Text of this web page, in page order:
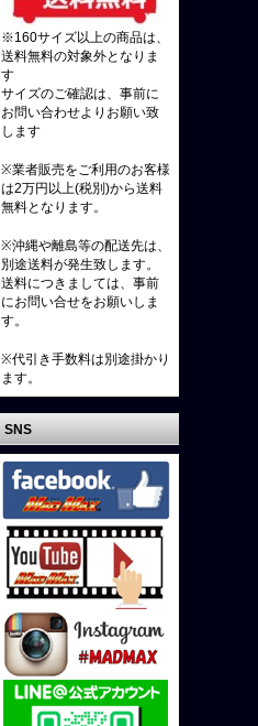
※160サイズ以上の商品は、
送料無料の対象外となりま
す
サイズのご確認は、事前に
お問い合わせよりお願い致
します
※業者販売をご利用のお客様
は2万円以上(税別)から送料
無料となります。
※沖縄や離島等の配送先は、
別途送料が発生致します。
送料につきましては、事前
にお問い合せをお願いしま
す。
※代引き手数料は別途掛かり
ます。
SNS